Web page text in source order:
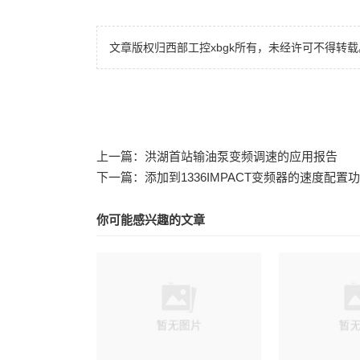
文章版权归西部工控xbgk所有，未经许可不得转
上一篇： 洪湖首站输油泵变频调速的应用报告
下一篇： 添加到1336IMPACT变频器的速度配置
你可能感兴趣的文章